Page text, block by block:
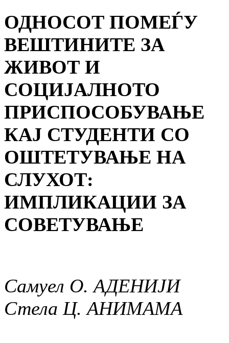
ОДНОСОТ ПОМЕЃУ
ВЕШТИНИТЕ ЗА
ЖИВОТ И
СОЦИЈАЛНОТО
ПРИСПОСОБУВАЊЕ
КАЈ СТУДЕНТИ СО
ОШТЕТУВАЊЕ НА
СЛУХОТ:
ИМПЛИКАЦИИ ЗА
СОВЕТУВАЊЕ
Самуел О. АДЕНИЈИ
Стела Ц. АНИМАМА